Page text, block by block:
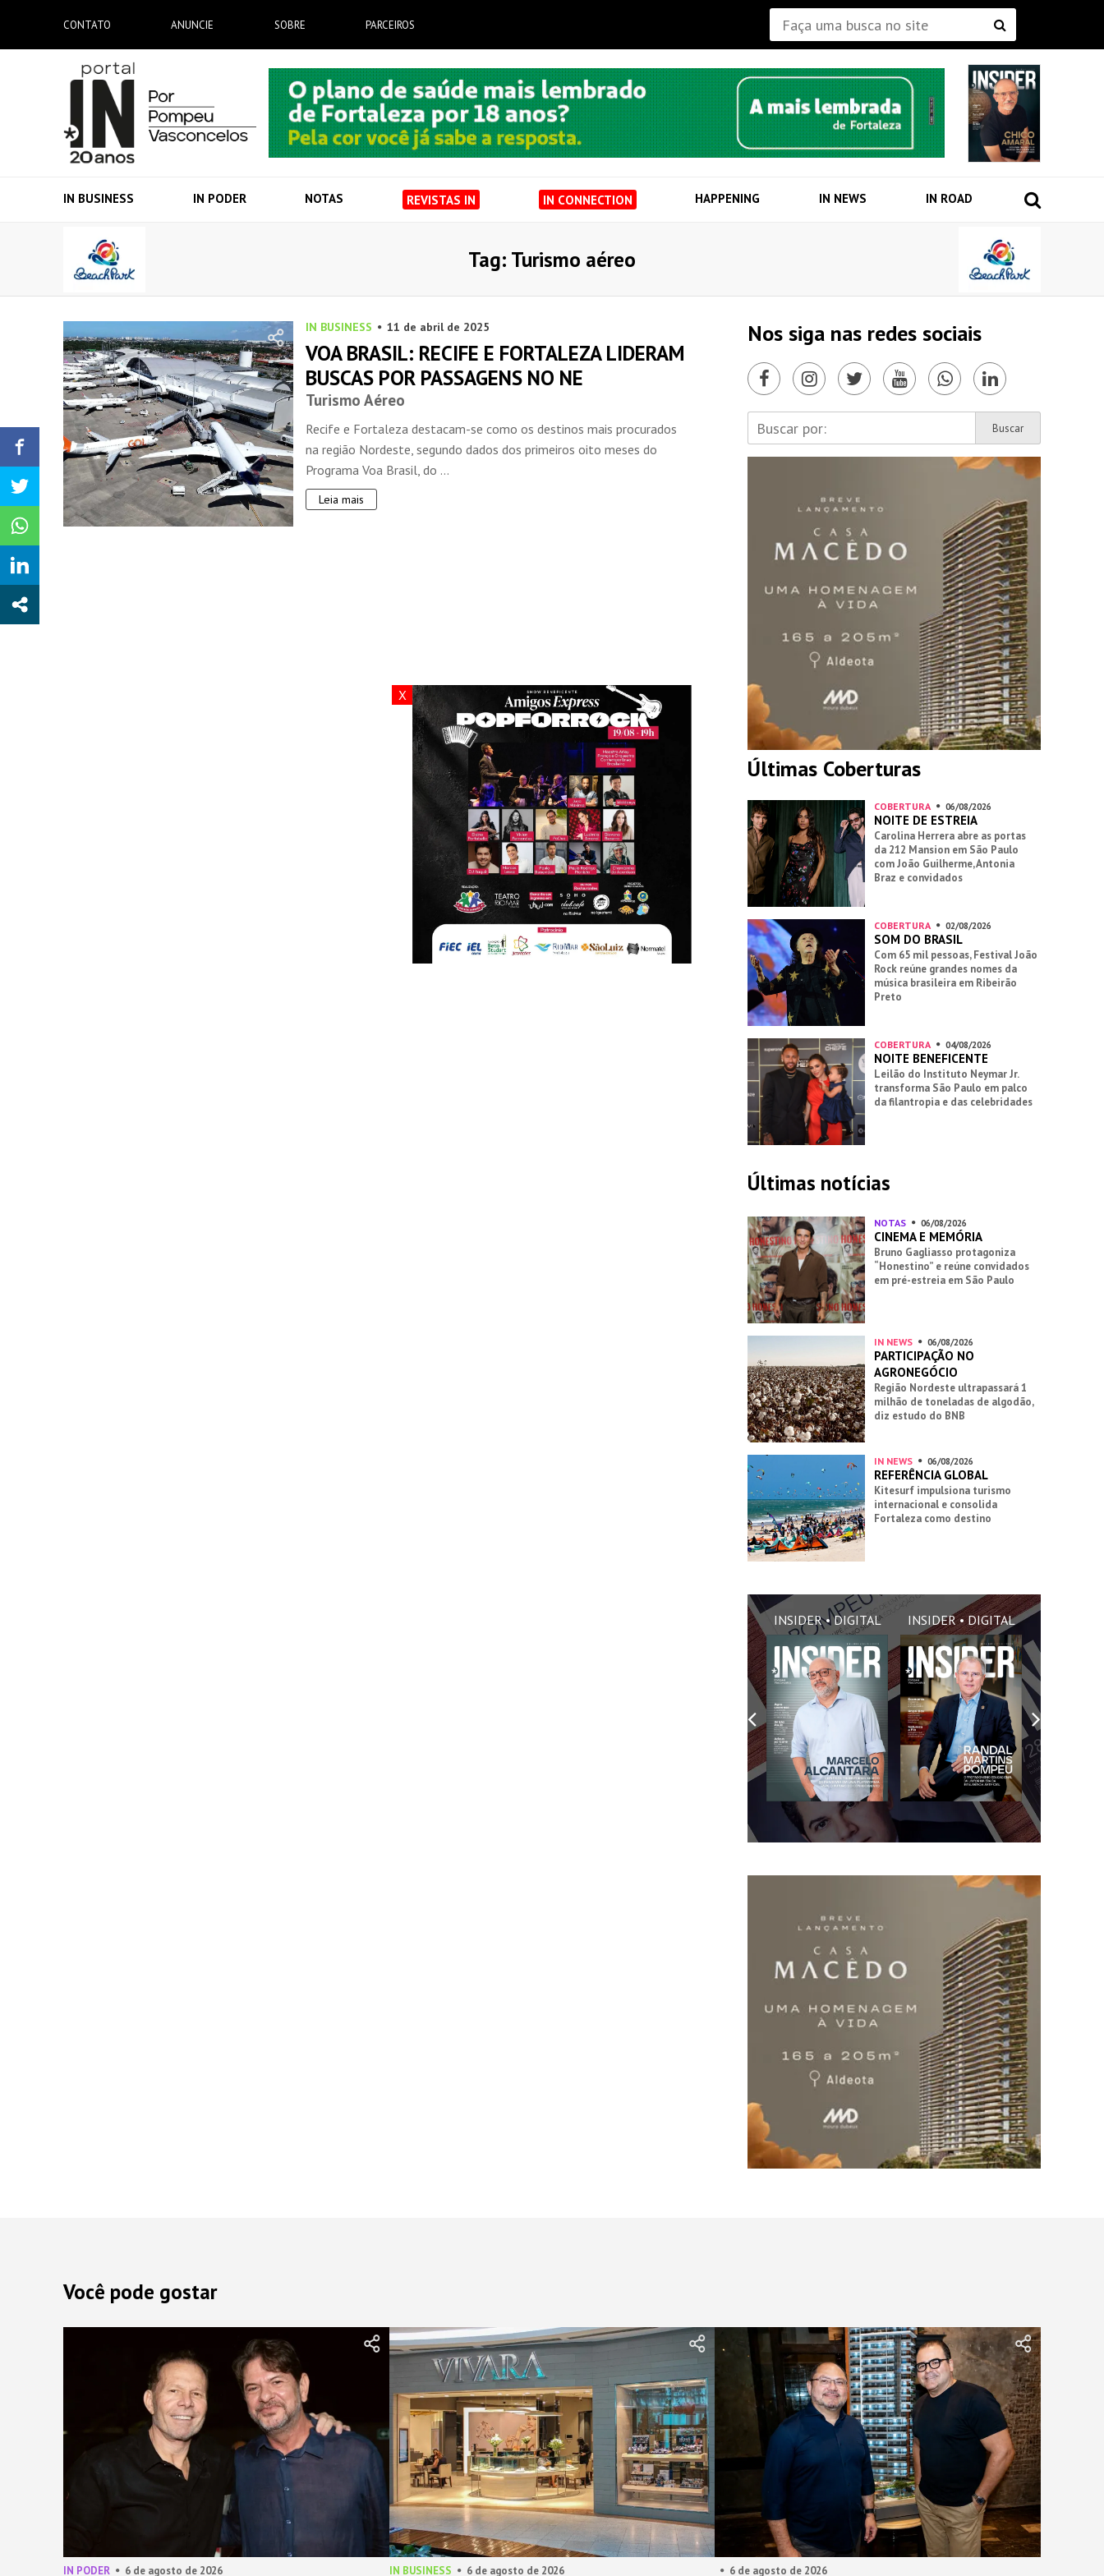
CONTATO ANUNCIE SOBRE PARCEIROS
IN BUSINESS IN PODER NOTAS REVISTAS IN IN CONNECTION HAPPENING IN NEWS IN ROAD
Tag: Turismo aéreo
IN BUSINESS 11 de abril de 2025
VOA BRASIL: RECIFE E FORTALEZA LIDERAM
BUSCAS POR PASSAGENS NO NE
Turismo Aéreo
Recife e Fortaleza destacam-se como os destinos mais procurados
na região Nordeste, segundo dados dos primeiros oito meses do
Programa Voa Brasil, do ...
Leia mais
Nos siga nas redes sociais
Últimas Coberturas
COBERTURA 06/08/2026
NOITE DE ESTREIA
Carolina Herrera abre as portas
da 212 Mansion em São Paulo
com João Guilherme, Antonia
Braz e convidados
COBERTURA 02/08/2026
SOM DO BRASIL
Com 65 mil pessoas, Festival João
Rock reúne grandes nomes da
música brasileira em Ribeirão
Preto
COBERTURA 04/08/2026
NOITE BENEFICENTE
Leilão do Instituto Neymar Jr.
transforma São Paulo em palco
da filantropia e das celebridades
Últimas notícias
NOTAS 06/08/2026
CINEMA E MEMÓRIA
Bruno Gagliasso protagoniza
“Honestino” e reúne convidados
em pré-estreia em São Paulo
IN NEWS 06/08/2026
PARTICIPAÇÃO NO
AGRONEGÓCIO
Região Nordeste ultrapassará 1
milhão de toneladas de algodão,
diz estudo do BNB
IN NEWS 06/08/2026
REFERÊNCIA GLOBAL
Kitesurf impulsiona turismo
internacional e consolida
Fortaleza como destino
INSIDER • DIGITAL INSIDER • DIGITAL
Você pode gostar
IN PODER 6 de agosto de 2026 IN BUSINESS 6 de agosto de 2026 6 de agosto de 2026
X